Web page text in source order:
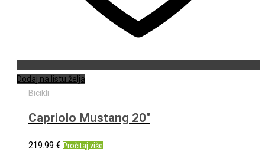
Dodaj na listu želja
Bicikli
Capriolo Mustang 20″
219.99 € Pročitaj više